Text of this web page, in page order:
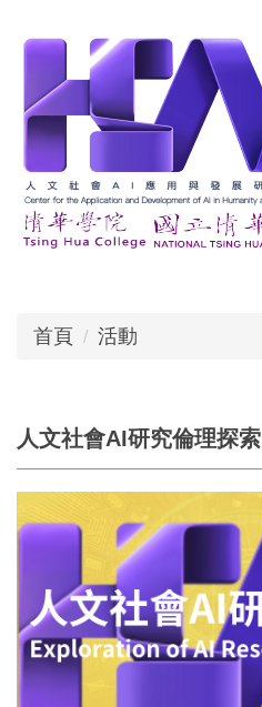
到
要
內
容
區
首頁 活動
人文社會AI研究倫理探索